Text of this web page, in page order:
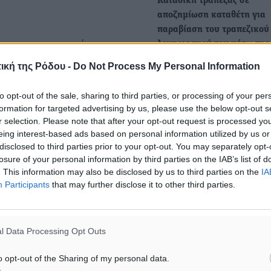
της Ρόδου - Do Not Process My Personal Information
opt-out of the sale, sharing to third parties, or processing of your
for targeted advertising by us, please use the below opt-out
selection. Please note that after your opt-out request is processed
interest-based ads based on personal information utilized by us
to third parties prior to your opt-out. You may separately
of your personal information by third parties on the IAB’s list of
This information may also be disclosed by us to third parties on the
Participants that may further disclose it to other third parties.
Data Processing Opt Outs
opt-out of the Sharing of my personal data.
και στην πορεία
ότι με κάποιον
λογαριασμό του
του από όλες τις
την «εργοστασιακή
το κινητό του σε
δεν είχε πρόσβαση,
της τράπεζας.
Internet Banking της
OTP, αιτήθηκαν
αποζημίωση καταθέτη για
παραβίαση του τραπεζικού
λογαριασμού του μέσω της
Λέρου, καταδίκασε
ίδρυμα να επιστρέψει σε…
Νέα καταδίκη τράπεζας σε
αποζημίωση καταθέτη για
παραβίαση τραπεζικού
λογαριασμού